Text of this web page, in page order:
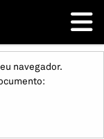
navegador.